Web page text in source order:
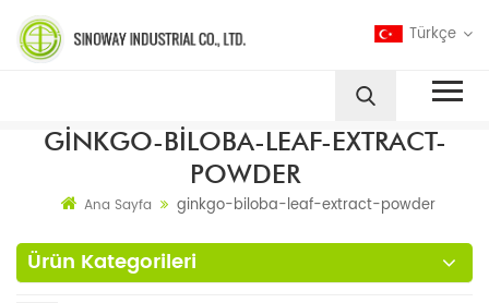
Türkçe
GINKGO-BILOBA-LEAF-EXTRACT-
POWDER
Ana Sayfa ginkgo-biloba-leaf-extract-powder
Ürün Kategorileri